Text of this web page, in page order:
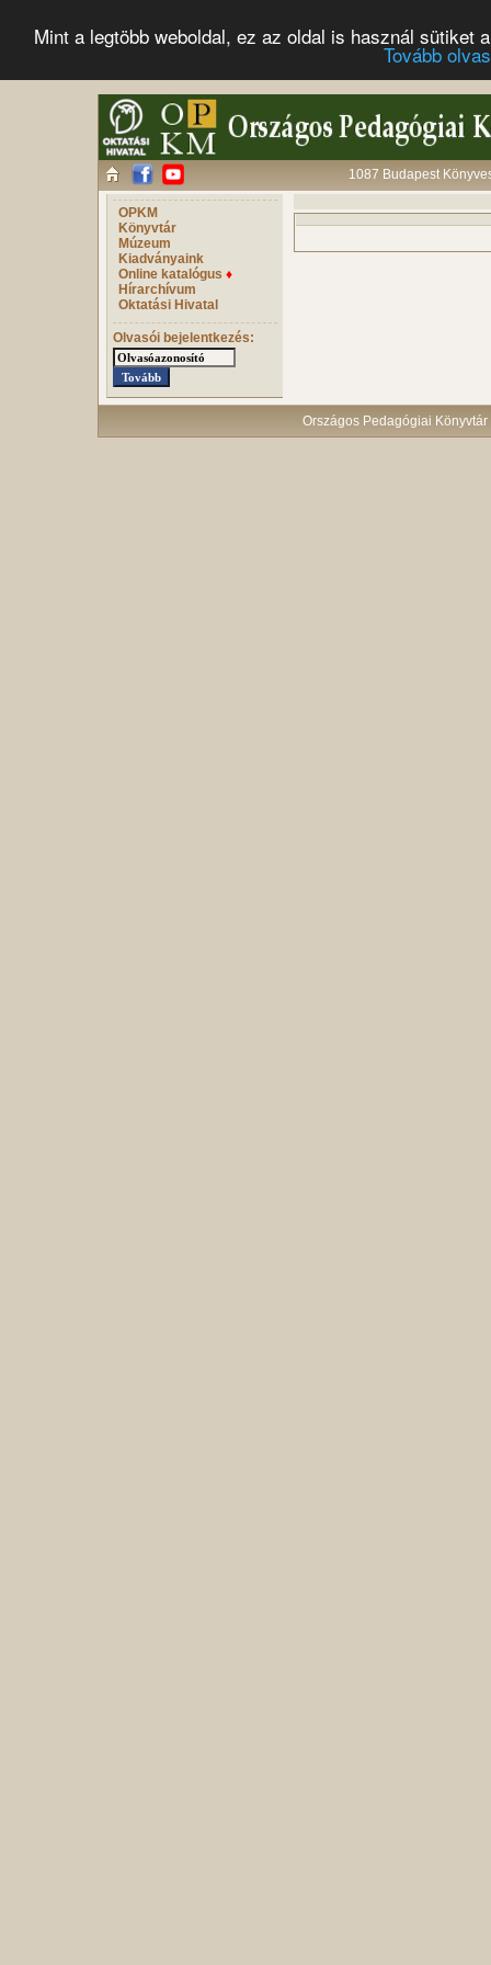
Mint a legtöbb weboldal, ez az oldal is használ sütiket
Tovább
1087 Budapest
OPKM
Könyvtár
Múzeum
Kiadványaink
Online katalógus ♦
Hírarchívum
Oktatási Hivatal
Olvasói bejelentkezés:
Országos Pedagógiai